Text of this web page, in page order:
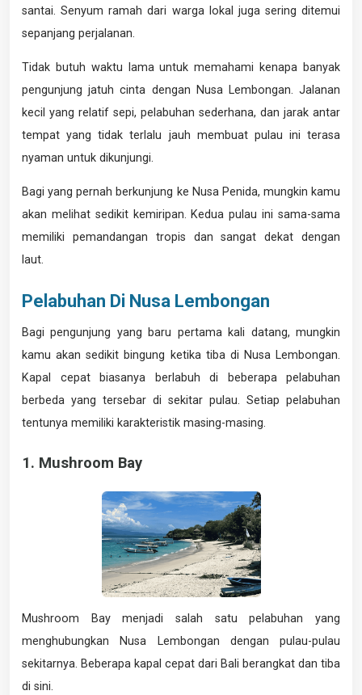
santai. Senyum ramah dari warga lokal juga sering ditemui
sepanjang perjalanan.
Tidak butuh waktu lama untuk memahami kenapa banyak
pengunjung jatuh cinta dengan Nusa Lembongan. Jalanan
kecil yang relatif sepi, pelabuhan sederhana, dan jarak antar
tempat yang tidak terlalu jauh membuat pulau ini terasa
nyaman untuk dikunjungi.
Bagi yang pernah berkunjung ke Nusa Penida, mungkin kamu
akan melihat sedikit kemiripan. Kedua pulau ini sama-sama
memiliki pemandangan tropis dan sangat dekat dengan
laut.
Pelabuhan Di Nusa Lembongan
Bagi pengunjung yang baru pertama kali datang, mungkin
kamu akan sedikit bingung ketika tiba di Nusa Lembongan.
Kapal cepat biasanya berlabuh di beberapa pelabuhan
berbeda yang tersebar di sekitar pulau. Setiap pelabuhan
tentunya memiliki karakteristik masing-masing.
1. Mushroom Bay
Mushroom Bay menjadi salah satu pelabuhan yang
menghubungkan Nusa Lembongan dengan pulau-pulau
sekitarnya. Beberapa kapal cepat dari Bali berangkat dan tiba
di sini.